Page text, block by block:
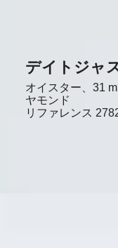
デイトジャ
オイスター、31
ヤモンド
リファレンス